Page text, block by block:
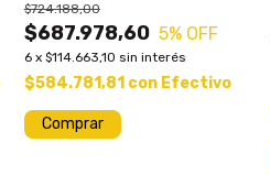
$687.978,60
$724.188,00
5% OFF
6 x $114.663,10 sin interés
$584.781,81 con Efectivo
Comprar